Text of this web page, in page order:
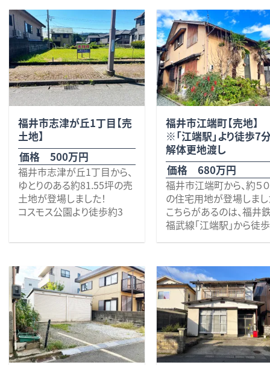
ここは間違いない特等席で
す♪ 近郊には有楽町公園
（徒歩4分）、佐藤整形外科
（徒歩1分）の他、足羽小学校
（徒歩8分）、福井駅には車で
7分です。 また、公園通りや
花月橋通り、明里橋通りにも
近く、交通のアクセスも大変
しょうか？ その他、些細なこ
とでも何でもお気軽にお問
い合わせください。 お待ちし
ております。 校区 足羽小
学校、光陽中学校 ※解体更
地渡し、上下水道敷地内に
有り。
や通学の利便性にも優
好立地♪ AOSSA（徒歩6
分）、ハピリン（徒歩8分）
武福井（徒歩10分）、福
庁（徒歩14分）です。 また
田橋通りが直ぐそばで、
橋通りを真っ直ぐ一直線
号線へと交通のアクセス
学校へは11分、900ｍと
供に負担の掛からない
で一安心♪ こちらの物
は、接道が法定外道路の
建築する際には建築審
の建築基準法第43条2
号に基づく建築審査会
意が必要になります。 そ
もこれだけの条件で500
円は見逃せません！！是非
些細なことでも何でもお
軽にお問い合わせくださ
お待ちしております。 校
区 旭小学校、成和中
福井市志津が丘1丁目【売
土地】
価格 500万円
福井市志津が丘1丁目から、
ゆとりのある約81.55坪の売
土地が登場しました！
コスモス公園より徒歩約3
な住宅街となっており、子育
て世帯のマイホーム用地と
してもおすすめです。
土地面積は269.58㎡（約
81.55坪）。広々とした敷地の
ため、駐車スペースを複数台
確保したり、お庭や家庭菜
園、ドッグランなど、ご家族の
理想の暮らしを形にしやす
い広さです。
また、二方道路に面している
ため開放感があり、日当たり
や風通しも良好。上下水道
引込み済みなのも嬉しいポ
福井市江端町【売地】
※「江端駅」より徒歩7
解体更地渡し
価格 680万円
福井市江端町から、約５
の住宅用地が登場しまし
こちらがあるのは、福井
福武線「江端駅」から徒
ニック（徒歩４分）、若宮
（徒歩６分）、ファミリーマ
福井江端店（徒歩８分）
か、飲食店や歯科医院な
が揃います。
何でも揃うショッピング
ィ「ベル」へも約８００ｍ
で２分）と、日々の暮らし